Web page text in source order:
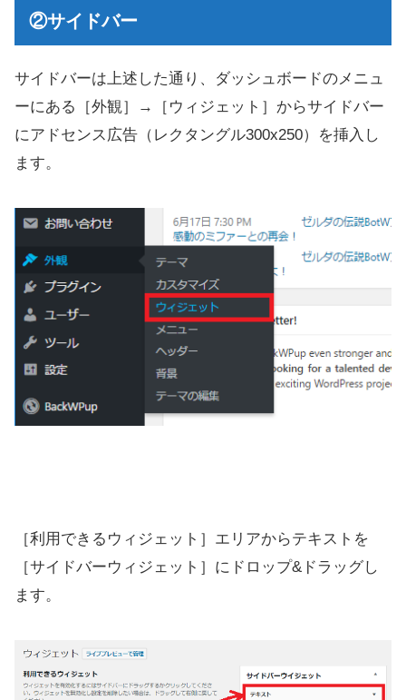
②サイドバー
サイドバーは上述した通り、ダッシュボードのメニュ
ーにある［外観］→［ウィジェット］からサイドバー
にアドセンス広告（レクタングル300x250）を挿入し
ます。
［利用できるウィジェット］エリアからテキストを
［サイドバーウィジェット］にドロップ&ドラッグし
ます。